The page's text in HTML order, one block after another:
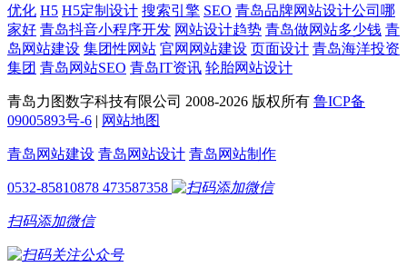
优化 H5 H5定制设计 搜索引擎 SEO 青岛品牌网站设计公司哪
家好 青岛抖音小程序开发 网站设计趋势 青岛做网站多少钱 青
岛网站建设 集团性网站 官网网站建设 页面设计 青岛海洋投资
集团 青岛网站SEO 青岛IT资讯 轮胎网站设计
青岛力图数字科技有限公司 2008-2026 版权所有 鲁ICP备
09005893号-6 | 网站地图
青岛网站建设 青岛网站设计 青岛网站制作
0532-85810878 473587358
扫码添加微信